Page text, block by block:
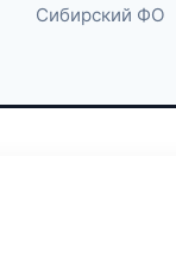
Сибирский ФО